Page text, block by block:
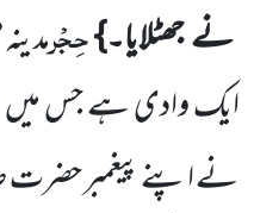
نے جھٹلایا۔}حِجْر
ایک وادیہے جس میں
نے اپنے پیغمبر